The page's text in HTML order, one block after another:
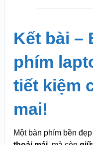
Kết bài –
phím
tiết kiệm
mai!
Một bàn phím bền